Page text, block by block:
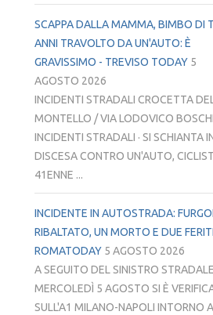
SCAPPA DALLA MAMMA, BIMBO DI
ANNI TRAVOLTO DA UN'AUTO: È
GRAVISSIMO - TREVISO TODAY 5
AGOSTO 2026
INCIDENTI STRADALI CROCETTA
MONTELLO / VIA LODOVICO
INCIDENTI STRADALI · SI SCHIANTA
DISCESA CONTRO UN'AUTO,
41ENNE ...
INCIDENTE IN AUTOSTRADA:
RIBALTATO, UN MORTO E DUE
ROMATODAY 5 AGOSTO 2026
A SEGUITO DEL SINISTRO
MERCOLEDÌ 5 AGOSTO SI È
SULL'A1 MILANO-NAPOLI INTORNO